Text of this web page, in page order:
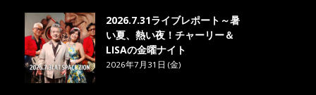
2026.7.31ライブレポート～暑
い夏、熱い夜！チャーリー＆
LISAの金曜ナイト
2026年7月31日 (金)